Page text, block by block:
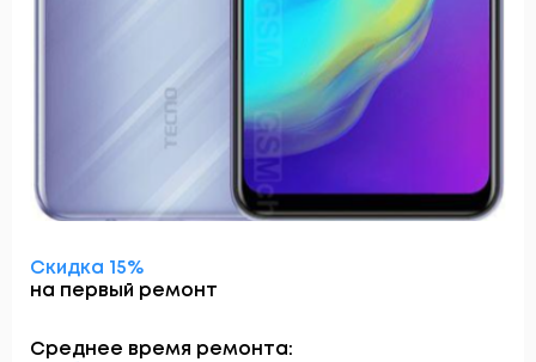
Скидка 15%
на первый ремонт
Среднее время ремонта: